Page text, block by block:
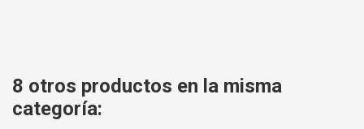
8 otros productos en la misma
categoría: